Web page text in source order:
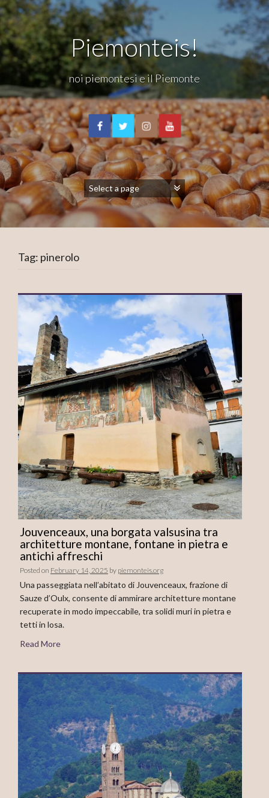
Piemonteis!
noi piemontesi e il Piemonte
Tag: pinerolo
Jouvenceaux, una borgata valsusina tra
architetture montane, fontane in pietra e
antichi affreschi
Posted on February 14, 2025 by piemonteis.org
Una passeggiata nell’abitato di Jouvenceaux, frazione di
Sauze d’Oulx, consente di ammirare architetture montane
recuperate in modo impeccabile, tra solidi muri in pietra e
tetti in losa.
Read More